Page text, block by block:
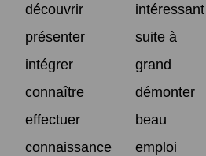
découvrir
intéressant
présenter
suite à
intégrer
grand
connaître
démonter
effectuer
beau
connaissance
emploi